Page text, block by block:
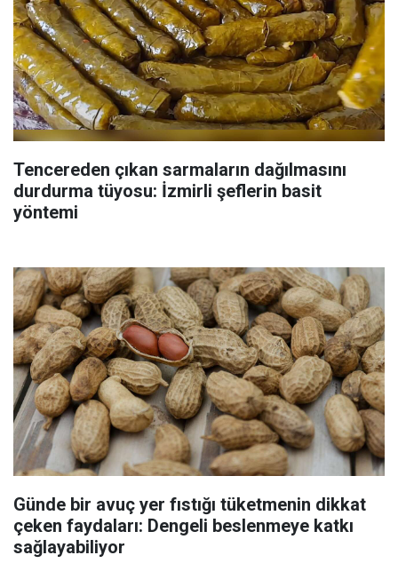
Tencereden çıkan sarmaların dağılmasını
durdurma tüyosu: İzmirli şeflerin basit
yöntemi
Günde bir avuç yer fıstığı tüketmenin dikkat
çeken faydaları: Dengeli beslenmeye katkı
sağlayabiliyor